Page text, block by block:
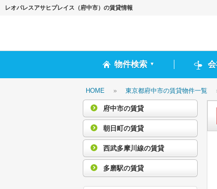
レオパレスアサヒプレイス（府中市）の賃貸情報
物件検索 ▼
HOME » 東京都府中市の賃貸物件一覧
府中市の賃貸
朝日町の賃貸
西武多摩川線の賃貸
多磨駅の賃貸